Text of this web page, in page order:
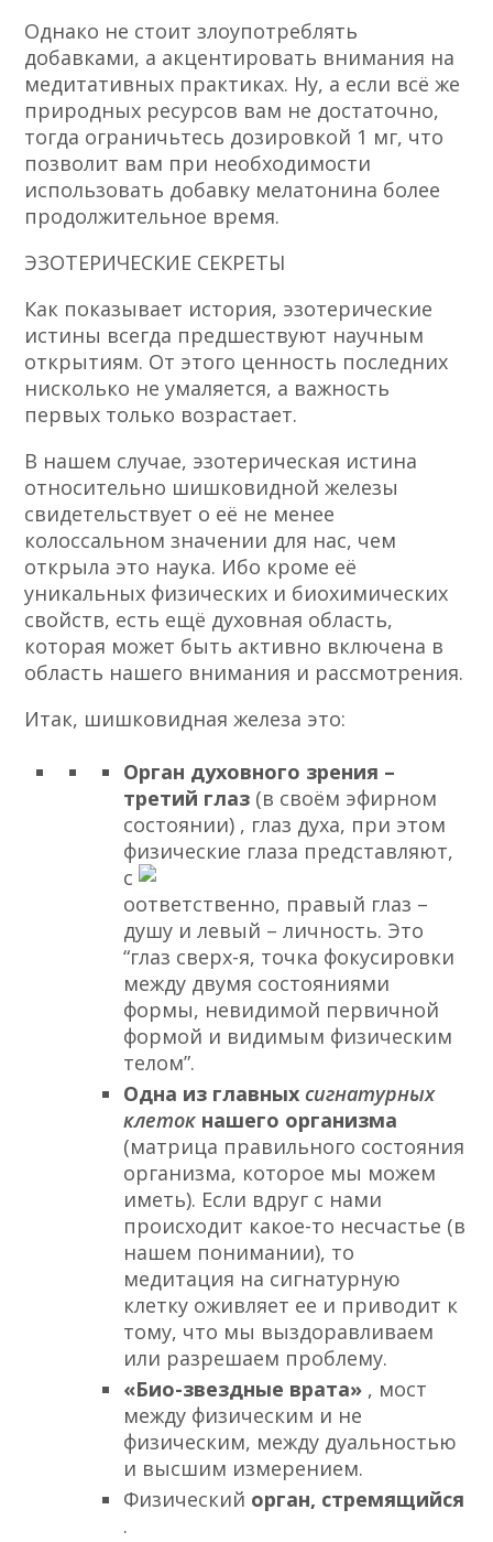
Однако не стоит злоупотреблять
добавками, а акцентировать внимания на
медитативных практиках. Ну, а если всё же
природных ресурсов вам не достаточно,
тогда ограничьтесь дозировкой 1 мг, что
позволит вам при необходимости
использовать добавку мелатонина более
продолжительное время.
ЭЗОТЕРИЧЕСКИЕ СЕКРЕТЫ
Как показывает история, эзотерические
истины всегда предшествуют научным
открытиям. От этого ценность последних
нисколько не умаляется, а важность
первых только возрастает.
В нашем случае, эзотерическая истина
относительно шишковидной железы
свидетельствует о её не менее
колоссальном значении для нас, чем
открыла это наука. Ибо кроме её
уникальных физических и биохимических
свойств, есть ещё духовная область,
которая может быть активно включена в
область нашего внимания и рассмотрения.
Итак, шишковидная железа это:
Орган духовного зрения –
третий глаз (в своём эфирном
состоянии) , глаз духа, при этом
физические глаза представляют,
с
оответственно, правый глаз –
душу и левый – личность. Это
“глаз сверх-я, точка фокусировки
между двумя состояниями
формы, невидимой первичной
формой и видимым физическим
телом”.
Одна из главныхсигнатурных
клеток нашего организма
(матрица правильного состояния
организма, которое мы можем
иметь). Если вдруг с нами
происходит какое-то несчастье (в
нашем понимании), то
медитация на сигнатурную
клетку оживляет ее и приводит к
тому, что мы выздоравливаем
или разрешаем проблему.
«Био-звездные врата» , мост
между физическим и не
физическим, между дуальностью
и высшим измерением.
Физический орган, стремящийся
.